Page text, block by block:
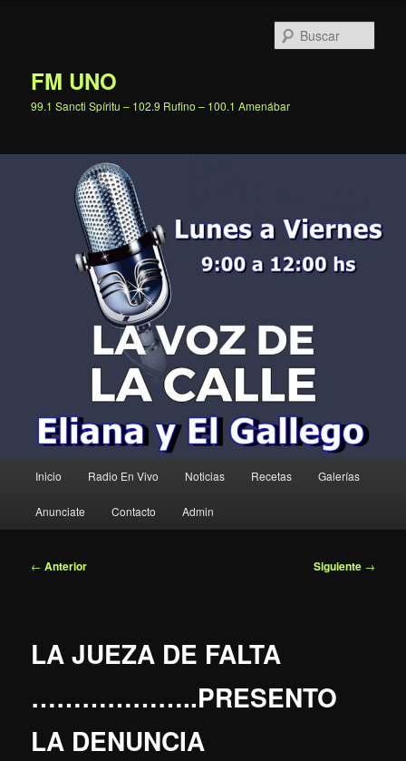
FM UNO
99.1 Sancti Spíritu – 102.9 Rufino – 100.1 Amenábar
principal
Inicio Radio En Vivo Noticias Recetas Galerías
Anunciate Contacto Admin
Navegación
← Anterior Siguiente →
LA JUEZA DE FALTA
………………..PRESENTO
LA DENUNCIA